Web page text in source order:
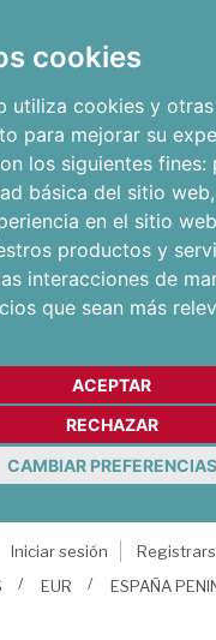
cookies
utiliza cookies y
para mejorar su
los siguientes fines:
básica del sitio web,
en el sitio web
productos y
interacciones de
que sean más
ACEPTAR
RECHAZAR
CAMBIAR PREFERENCIAS
Iniciar sesión
EUR ESPAÑA